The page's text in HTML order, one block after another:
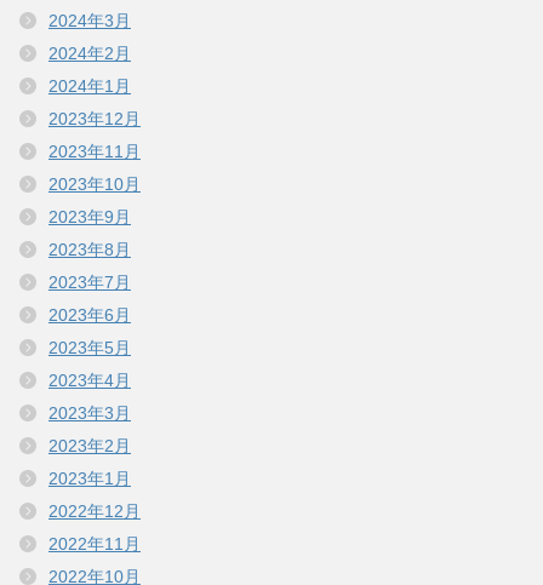
2024年3月
2024年2月
2024年1月
2023年12月
2023年11月
2023年10月
2023年9月
2023年8月
2023年7月
2023年6月
2023年5月
2023年4月
2023年3月
2023年2月
2023年1月
2022年12月
2022年11月
2022年10月